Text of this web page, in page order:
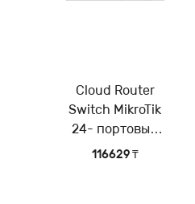
Cloud Router
Switch MikroTik
24- портовый
управляемый
116629 ₸